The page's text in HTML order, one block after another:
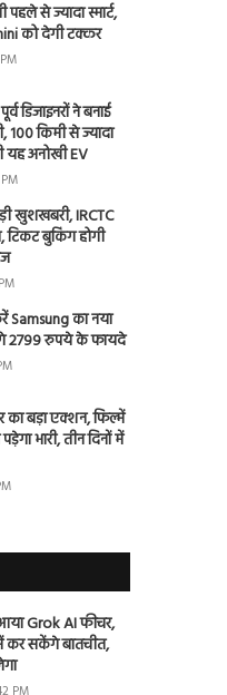
से ज्यादा स्मार्ट,
को देगी टक्कर
डिजाइनरों ने बनाई
100 किमी से ज्यादा
अनोखी EV
खुशखबरी, IRCTC
टिकट बुकिंग होगी
Samsung का नया
2799 रुपये के फायदे
का बड़ा एक्शन, फिल्में
भारी, तीन दिनों में
Grok AI फीचर,
कर सकेंगे बातचीत,